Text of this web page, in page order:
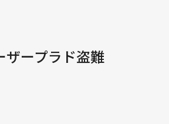
ープラド盗難